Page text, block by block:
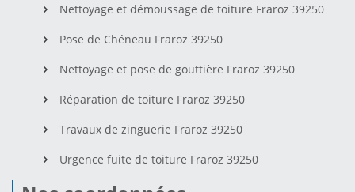
Nettoyage et démoussage de toiture Fraroz 39250
Pose de Chéneau Fraroz 39250
Nettoyage et pose de gouttière Fraroz 39250
Réparation de toiture Fraroz 39250
Travaux de zinguerie Fraroz 39250
Urgence fuite de toiture Fraroz 39250